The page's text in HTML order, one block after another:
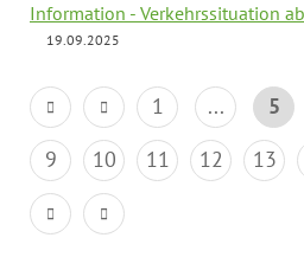
Information - Verkehrssituation
19.09.2025
1 ... 5
9
10 11 12 13